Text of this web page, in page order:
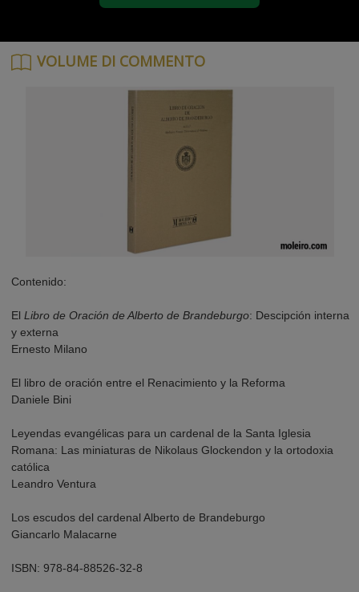
VOLUME DI COMMENTO
Contenido:
El Libro de Oración de Alberto de Brandeburgo: Descipción interna
y externa
Ernesto Milano
El libro de oración entre el Renacimiento y la Reforma
Daniele Bini
Leyendas evangélicas para un cardenal de la Santa Iglesia
Romana: Las miniaturas de Nikolaus Glockendon y la ortodoxia
católica
Leandro Ventura
Los escudos del cardenal Alberto de Brandeburgo
Giancarlo Malacarne
ISBN: 978-84-88526-32-8